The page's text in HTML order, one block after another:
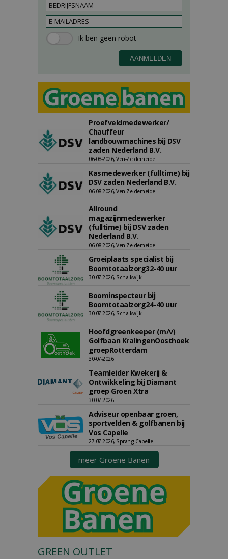
Proefveldmedewerker/
Chauffeur
landbouwmachines bij DSV
zaden Nederland B.V.
06-08-2026, Ven-Zelderheide
Kasmedewerker (fulltime) bij
DSV zaden Nederland B.V.
06-08-2026, Ven-Zelderheide
Allround
magazijnmedewerker
(fulltime) bij DSV zaden
Nederland B.V.
06-08-2026, Ven Zelderheide
Groeiplaats specialist bij
Boomtotaalzorg32-40 uur
30-07-2026, Schalkwijk
Boominspecteur bij
Boomtotaalzorg24-40 uur
30-07-2026, Schalkwijk
Hoofdgreenkeeper (m/v)
Golfbaan KralingenOosthoek
groepRotterdam
30-07-2026
Teamleider Kwekerij &
Ontwikkeling bij Diamant
groep Groen Xtra
30-07-2026
Adviseur openbaar groen,
sportvelden & golfbanen bij
Vos Capelle
27-07-2026, Sprang-Capelle
meer Groene Banen
GREEN OUTLET